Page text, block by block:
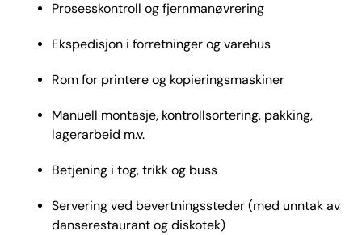
Prosesskontroll og fjernmanøvrering
Ekspedisjon i forretninger og varehus
Rom for printere og kopieringsmaskiner
Manuell montasje, kontrollsortering, pakking,
lagerarbeid m.v.
Betjening i tog, trikk og buss
Servering ved bevertningssteder (med unntak av
danserestaurant og diskotek)